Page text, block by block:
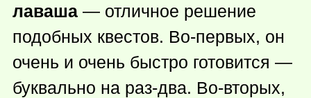
лаваша — отличное решение
подобных квестов. Во-первых, он
очень и очень быстро готовится —
буквально на раз-два. Во-вторых,